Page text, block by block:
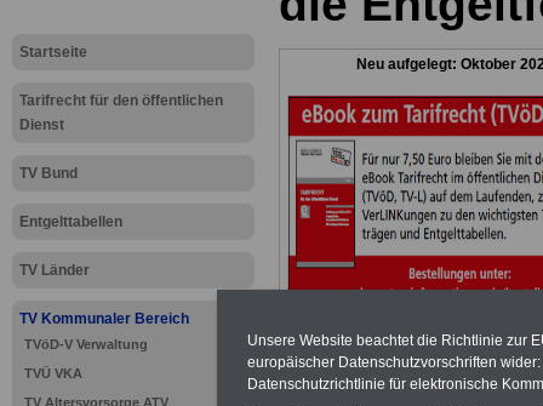
Startseite
Tarifrecht für den öffentlichen
Dienst
TV Bund
Entgelttabellen
TV Länder
TV Kommunaler Bereich
TVöD-V Verwaltung
TVÜ VKA
TV Altersvorsorge ATV
Neu aufgelegt: Oktober
Unsere Website beachtet die Richtlinie zur
europäischer Datenschutzvorschriften
Datenschutzrichtlinie für elektronische